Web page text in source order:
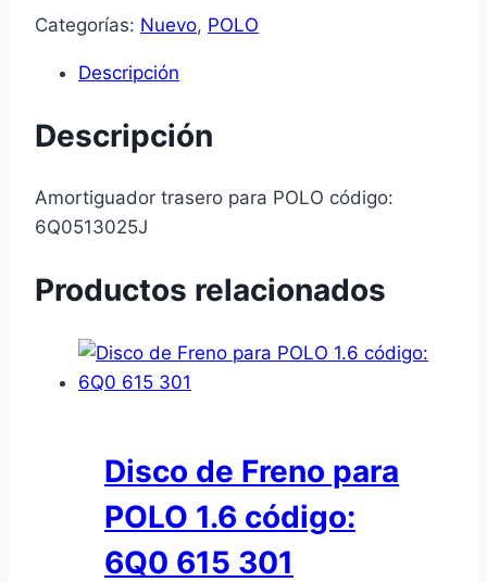
Categorías: Nuevo, POLO
Descripción
Descripción
Amortiguador trasero para POLO código:
6Q0513025J
Productos relacionados
Disco de Freno para
POLO 1.6 código:
6Q0 615 301